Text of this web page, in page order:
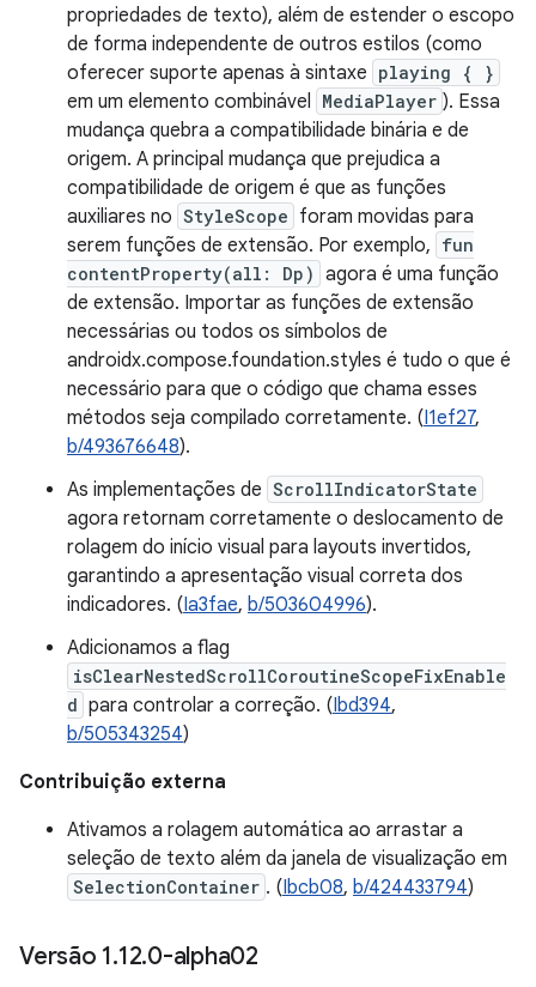
propriedades de texto), além de estender o escopo
de forma independente de outros estilos (como
oferecer suporte apenas à sintaxe playing { }
em um elemento combinável MediaPlayer ). Essa
mudança quebra a compatibilidade binária e de
origem. A principal mudança que prejudica a
compatibilidade de origem é que as funções
auxiliares no StyleScope foram movidas para
serem funções de extensão. Por exemplo, fun
contentProperty(all: Dp) agora é uma função
de extensão. Importar as funções de extensão
necessárias ou todos os símbolos de
androidx.compose.foundation.styles é tudo o que é
necessário para que o código que chama esses
métodos seja compilado corretamente. (I1ef27,
b/493676648).
As implementações de ScrollIndicatorState
agora retornam corretamente o deslocamento de
rolagem do início visual para layouts invertidos,
garantindo a apresentação visual correta dos
indicadores. (Ia3fae, b/503604996).
Adicionamos a flag
isClearNestedScrollCoroutineScopeFixEnable
d para controlar a correção. (Ibd394,
b/505343254)
Contribuição externa
Ativamos a rolagem automática ao arrastar a
seleção de texto além da janela de visualização em
SelectionContainer . (Ibcb08, b/424433794)
Versão 1.12.0-alpha02